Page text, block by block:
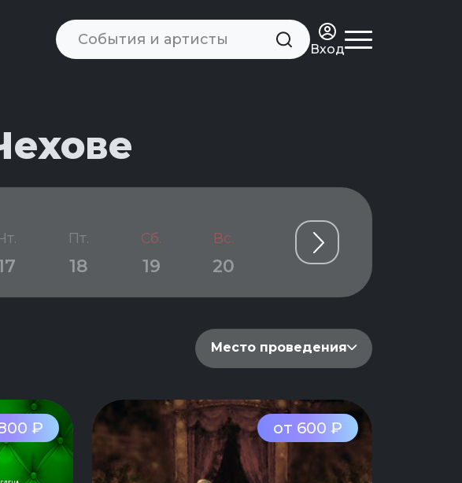
Вход
Пт.
18
Сб.
19
Вс.
20
Пн.
21 22
Место проведения
₽ от 600 ₽